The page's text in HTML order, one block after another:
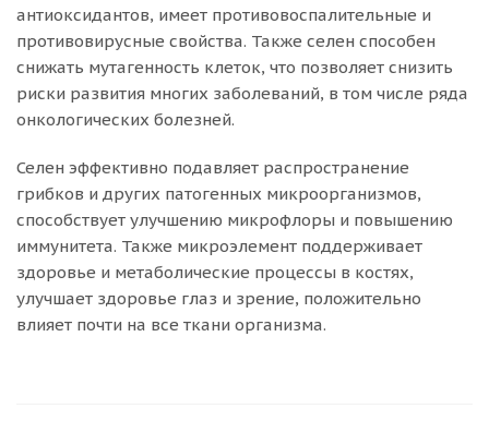
антиоксидантов, имеет противовоспалительные и
противовирусные свойства. Также селен способен
снижать мутагенность клеток, что позволяет снизить
риски развития многих заболеваний, в том числе ряда
онкологических болезней.
Селен эффективно подавляет распространение
грибков и других патогенных микроорганизмов,
способствует улучшению микрофлоры и повышению
иммунитета. Также микроэлемент поддерживает
здоровье и метаболические процессы в костях,
улучшает здоровье глаз и зрение, положительно
влияет почти на все ткани организма.